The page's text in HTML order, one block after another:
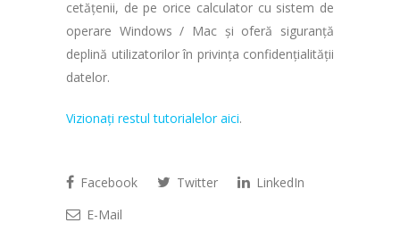
cetățenii, de pe orice calculator cu sistem de
operare Windows / Mac și oferă siguranță
deplină utilizatorilor în privința confidențialității
datelor.
Vizionați restul tutorialelor aici.
Facebook Twitter
LinkedIn
E-Mail